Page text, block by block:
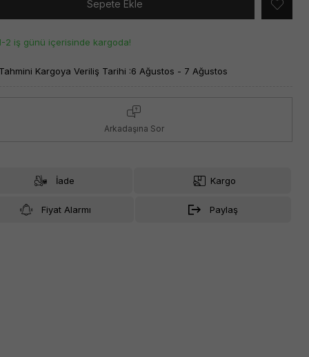
Sepete Ekle
2 iş günü içerisinde kargoda!
Tahmini Kargoya Veriliş Tarihi :6 Ağustos - 7 Ağustos
Arkadaşına Sor
İade Kargo
Fiyat Alarmı Paylaş